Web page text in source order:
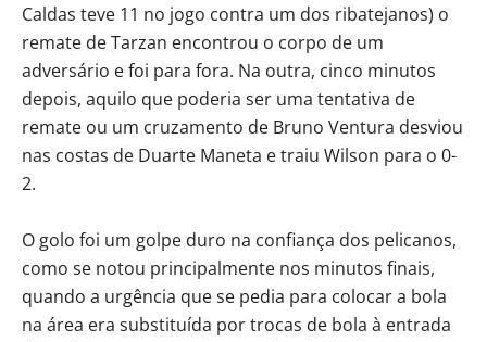
Caldas teve 11 no jogo contra um dos ribatejanos) o
remate de Tarzan encontrou o corpo de um
adversário e foi para fora. Na outra, cinco minutos
depois, aquilo que poderia ser uma tentativa de
remate ou um cruzamento de Bruno Ventura desviou
nas costas de Duarte Maneta e traiu Wilson para o 0-
2.
O golo foi um golpe duro na confiança dos pelicanos,
como se notou principalmente nos minutos finais,
quando a urgência que se pedia para colocar a bola
na área era substituída por trocas de bola à entrada